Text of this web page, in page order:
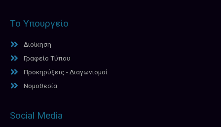
Το Υπουργείο
Διοίκηση
Γραφείο Τύπου
Προκηρύξεις - Διαγωνισμοί
Νομοθεσία
Social Media